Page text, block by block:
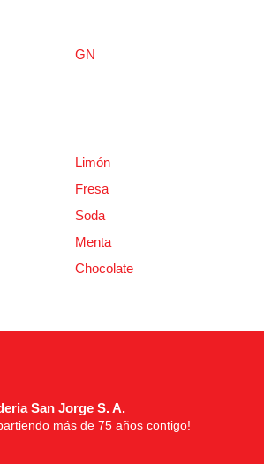
GN
Limón
Fresa
Soda
Menta
Chocolate
San Jorge S. A.
más de 75 años contigo!